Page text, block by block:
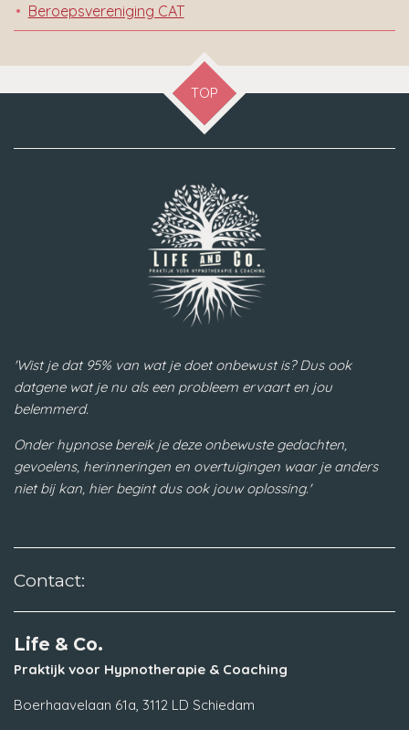
Beroepsvereniging CAT
TOP
'Wist je dat 95% van wat je doet onbewust is? Dus ook
datgene wat je nu als een probleem ervaart en jou
belemmerd.
Onder hypnose bereik je deze onbewuste gedachten,
gevoelens, herinneringen en overtuigingen waar je anders
niet bij kan, hier begint dus ook jouw oplossing.'
Contact:
Life & Co.
Praktijk voor Hypnotherapie & Coaching
Boerhaavelaan 61a, 3112 LD Schiedam